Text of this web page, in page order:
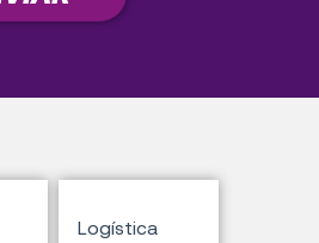
Logística